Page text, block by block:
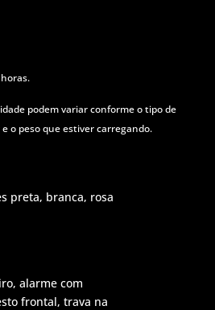
podem variar conforme o tipo de
o peso que estiver carregando.
preta, branca, rosa
alarme com
frontal, trava na